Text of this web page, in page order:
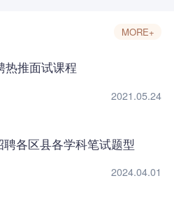
MORE+
热推面试课程
2021.05.24
聘各区县各学科笔试题型
2024.04.01